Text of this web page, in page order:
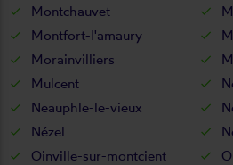
Montchauvet
Montfort-l'amaury
Morainvilliers
Mulcent
Neauphle-le-vieux
Nézel
Oinville-sur-montcient